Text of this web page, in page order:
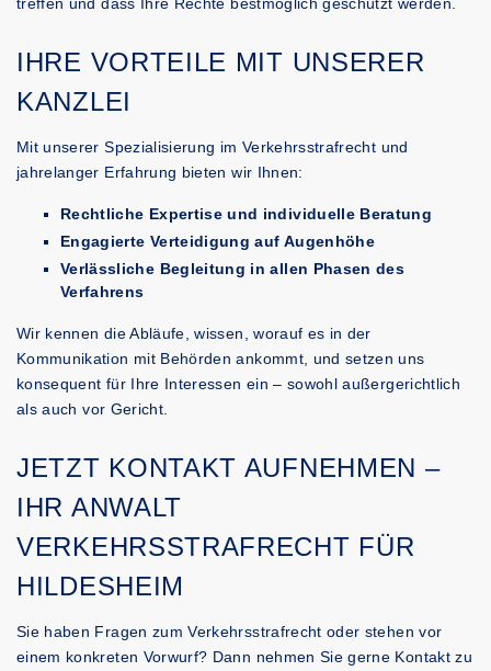
IHRE VORTEILE MIT UNSERER
KANZLEI
Mit unserer Spezialisierung im Verkehrsstrafrecht und
jahrelanger Erfahrung bieten wir Ihnen:
Rechtliche Expertise und individuelle Beratung
Engagierte Verteidigung auf Augenhöhe
Verlässliche Begleitung in allen Phasen des
Verfahrens
Wir kennen die Abläufe, wissen, worauf es in der
Kommunikation mit Behörden ankommt, und setzen uns
konsequent für Ihre Interessen ein – sowohl außergerichtlich
als auch vor Gericht.
JETZT KONTAKT AUFNEHMEN –
IHR ANWALT
VERKEHRSSTRAFRECHT FÜR
HILDESHEIM
Sie haben Fragen zum Verkehrsstrafrecht oder stehen vor
einem konkreten Vorwurf? Dann nehmen Sie gerne Kontakt zu